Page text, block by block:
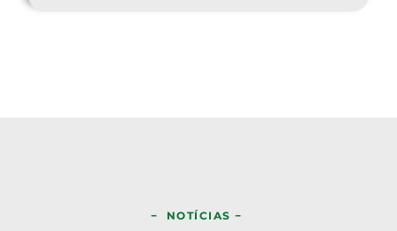
− NOTÍCIAS −